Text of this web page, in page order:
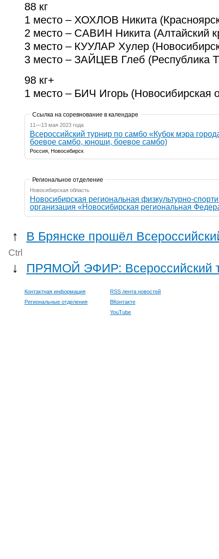
88 кг
1 место – ХОХЛОВ Никита
2 место – САВИН Никита (Алтайский
3 место – КУУЛАР Хулер
3 место – ЗАЙЦЕВ Глеб (Республика
98 кг+
1 место – БИЧ Игорь (Новосибирская
Ссылка на соревнование в календаре
11—13 мая 2023 года
Всероссийский турнир по самбо «Кубок мэра
боевое самбо, юноши, боевое самбо)
Россия, Новосибирск
Региональное отделение
Новосибирская область
Новосибирская региональная физкультурно-
организация «Новосибирская региональная
↑ В Брянске прошёл
Ctrl
↓ ПРЯМОЙ ЭФИР: Всероссийский
Контактная информация
Региональные отделения
RSS лента новостей
ВКонтакте
YouTube